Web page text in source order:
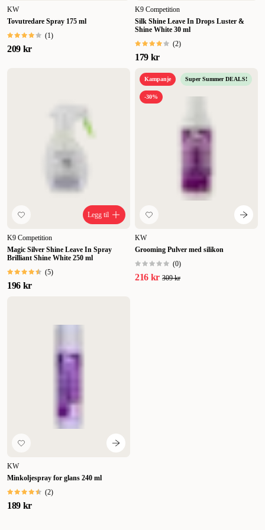
KW
Tovutredare Spray 175 ml
(1)
209 kr
K9 Competition
Silk Shine Leave In Drops Luster &
Shine White 30 ml
(2)
179 kr
Legg til
K9 Competition
Magic Silver Shine Leave In Spray
Brilliant Shine White 250 ml
(5)
196 kr
Kampanje Super Summer DEALS!
-30%
KW
Grooming Pulver med silikon
(0)
216 kr 309 kr
KW
Minkoljespray for glans 240 ml
(2)
189 kr